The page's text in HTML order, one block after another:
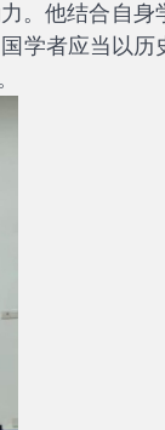
。他结合自身
学者应当以历